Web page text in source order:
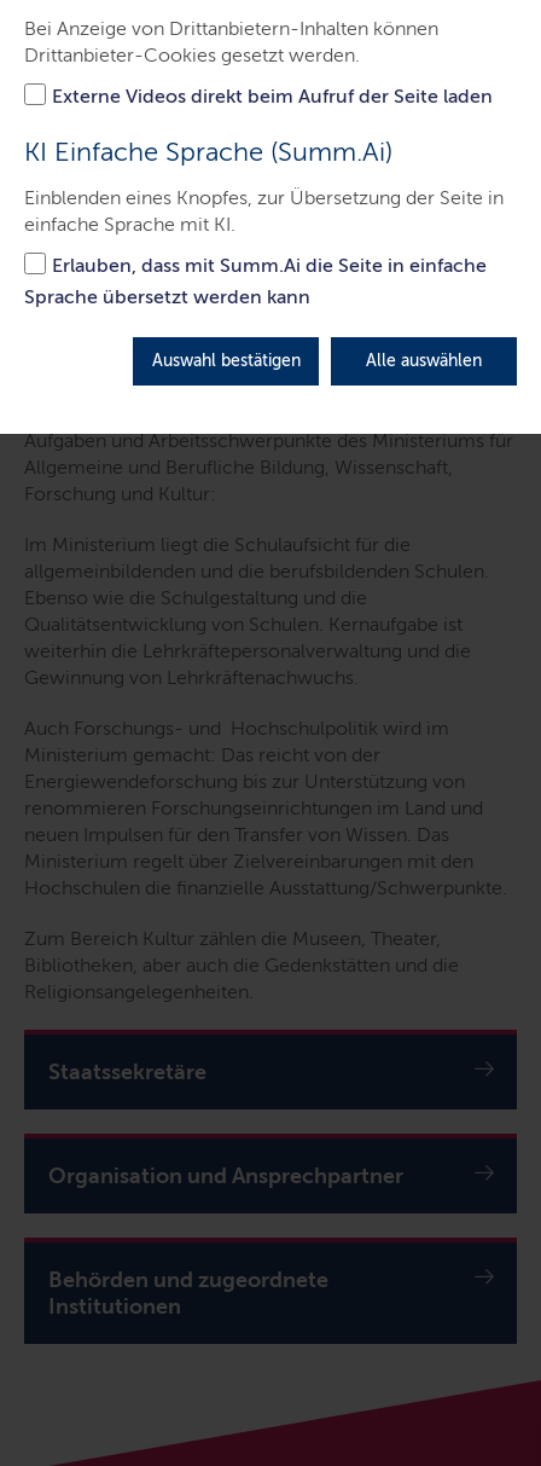
Bei Anzeige von Drittanbietern-Inhalten können
Drittanbieter-Cookies gesetzt werden.
Externe Videos direkt beim Aufruf der Seite laden
KI Einfache Sprache (Summ.Ai)
Einblenden eines Knopfes, zur Übersetzung der Seite in
einfache Sprache mit KI.
Erlauben, dass mit Summ.Ai die Seite in einfache
Sprache übersetzt werden kann
Auswahl bestätigen Alle auswählen
Presse
Das Ministerium und seine
Aufgaben
Aufgaben und Arbeitsschwerpunkte des Ministeriums für
Allgemeine und Berufliche Bildung, Wissenschaft,
Forschung und Kultur:
Im Ministerium liegt die Schulaufsicht für die
allgemeinbildenden und die berufsbildenden Schulen.
Ebenso wie die Schulgestaltung und die
Qualitätsentwicklung von Schulen. Kernaufgabe ist
weiterhin die Lehrkräftepersonalverwaltung und die
Gewinnung von Lehrkräftenachwuchs.
Auch Forschungs- und Hochschulpolitik wird im
Ministerium gemacht: Das reicht von der
Energiewendeforschung bis zur Unterstützung von
renommieren Forschungseinrichtungen im Land und
neuen Impulsen für den Transfer von Wissen. Das
Ministerium regelt über Zielvereinbarungen mit den
Hochschulen die finanzielle Ausstattung/Schwerpunkte.
Zum Bereich Kultur zählen die Museen, Theater,
Bibliotheken, aber auch die Gedenkstätten und die
Religionsangelegenheiten.
Staatssekretäre
Organisation und Ansprechpartner
Behörden und zugeordnete
Institutionen